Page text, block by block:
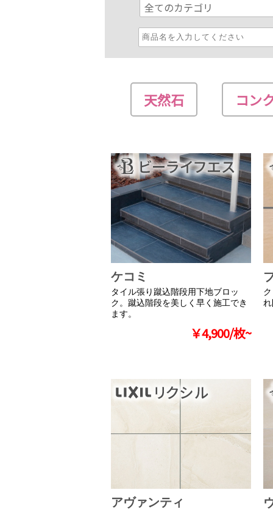
天然石 コン
ケコミ
タイル張り蹴込階段用下地ブロッ
ク。蹴込階段を美しく早く施工でき
ます。
￥4,900/枚~
アヴァンティ